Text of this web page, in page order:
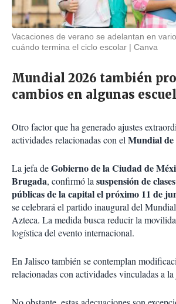
Vacaciones de verano se adelantan en
cuándo termina el ciclo escolar
Canva
Mundial 2026 también
cambios en algunas
Otro factor que ha generado ajustes
actividades relacionadas con elMundial
La jefa deGobierno de la Ciudad de
Brugada, confirmó lasuspensión de
públicas de la capital el próximo 11 de
se celebrará el partido inaugural del
Azteca. La medida busca reducir la
logística del evento internacional.
En Jalisco también se contemplan
relacionadas con actividades vinculadas a